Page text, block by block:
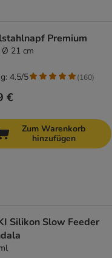
Premium
1,9 l, Ø 21 cm
€
4.5/5 (160)
Zum Warenkorb
hinzufügen
Silikon Slow Feeder